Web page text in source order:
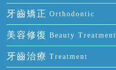
種牙
單顆牙缺失
門牙缺失
多顆牙缺失
牙齒矯正 Orthodontic
隱形箍牙
前牙反頜
美容修復 Beauty Treatment
全瓷牙
牙齒治療 Treatment